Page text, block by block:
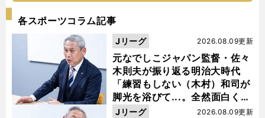
各スポーツコラム記事
元なでしこジャパン監督・佐々
木則夫が振り返る明治大時代
「練習もしない（木村）和司が
脚光を浴びて...。全然面白くな
い４年間でした」
2026.08.09更新
Jリーグ
2026.08.09更新
Jリーグ